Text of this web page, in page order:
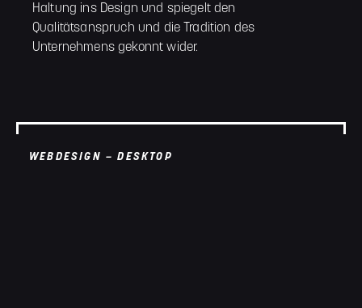
Haltung ins Design und spiegelt den
Qualitätsanspruch und die Tradition des
Unternehmens gekonnt wider.
WEBDESIGN – DESKTOP